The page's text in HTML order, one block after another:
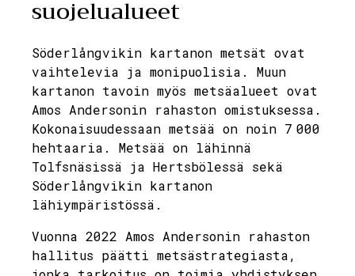
suojelualueet
Söderlångvikin kartanon metsät ovat
vaihtelevia ja monipuolisia. Muun
kartanon tavoin myös metsäalueet ovat
Amos Andersonin rahaston omistuksessa.
Kokonaisuudessaan metsää on noin 7 000
hehtaaria. Metsää on lähinnä
Tolfsnäsissä ja Hertsbölessä sekä
Söderlångvikin kartanon
lähiympäristössä.
Vuonna 2022 Amos Andersonin rahaston
hallitus päätti metsästrategiasta,